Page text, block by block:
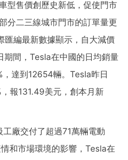
型售價創歷史新低，促使門市
分二三線城市門市的訂單量更
匯編最新數據顯示，自大減價
期間，Tesla在中國的日均銷量
達到12654輛。Tesla昨日
，報131.49美元，創本月新
廠交付了超過71萬輛電動
和市場環境的影響，Tesla在